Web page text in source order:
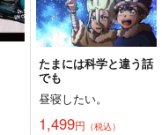
たまには科学と違う話
でも
昼寝したい。
1,499円 （税込）